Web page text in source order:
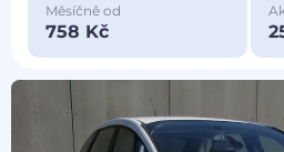
Měsíčně od
758 Kč